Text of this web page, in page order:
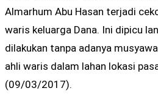
Almarhum Abu Hasan terjadi
waris keluarga Dana. Ini dipicu
dilakukan tanpa adanya
ahli waris dalam lahan lokasi
(09/03/2017).